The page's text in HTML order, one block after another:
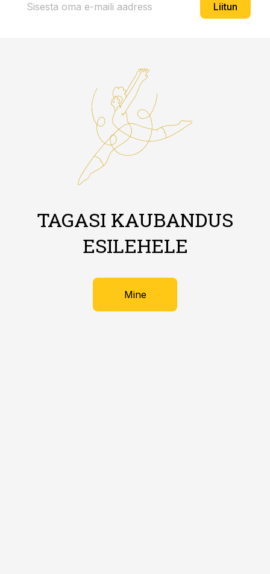
Liitun
TAGASI KAUBANDUS
ESILEHELE
Mine